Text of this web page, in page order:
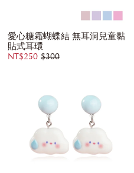
愛心糖霜蝴蝶結 無耳洞兒童黏
貼式耳環
NT$250 $300